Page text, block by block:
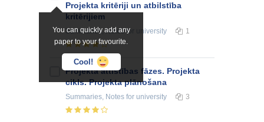
You can quickly add any
paper to your favourite.
Cool!
Projekta kritēriji un atbilstība
kritērijiem
Summaries, Notesfor university 1
Projekta attīstības fāzes. Projekta
cikls. Projekta plānošana
Summaries, Notes for university 3